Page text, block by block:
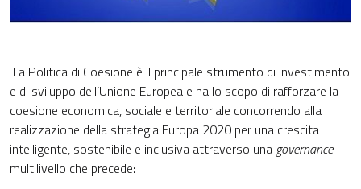
La Politica di Coesione è il principale strumento di investimento
e di sviluppo dell’Unione Europea e ha lo scopo di rafforzare la
coesione economica, sociale e territoriale concorrendo alla
realizzazione della strategia Europa 2020 per una crescita
intelligente, sostenibile e inclusiva attraverso una governance
multilivello che precede: